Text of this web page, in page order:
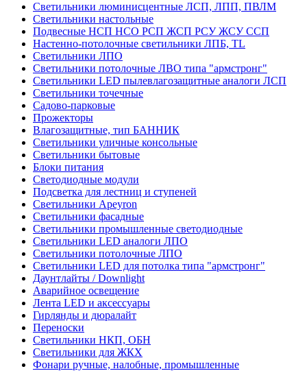
Светильники люминисцентные ЛСП, ЛПП, ПВЛМ
Светильники настольные
Подвесные НСП НСО РСП ЖСП РСУ ЖСУ ССП
Настенно-потолочные светильники ЛПБ, TL
Светильники ЛПО
Светильники потолочные ЛВО типа "армстронг"
Светильники LED пылевлагозащитные аналоги ЛСП
Светильники точечные
Садово-парковые
Прожекторы
Влагозащитные, тип БАННИК
Светильники уличные консольные
Светильники бытовые
Блоки питания
Светодиодные модули
Подсветка для лестниц и ступеней
Светильники Apeyron
Светильники фасадные
Светильники промышленные светодиодные
Светильники LED аналоги ЛПО
Светильники потолочные ЛПО
Светильники LED для потолка типа "армстронг"
Даунтлайты / Downlight
Аварийное освещение
Лента LED и аксессуары
Гирлянды и дюралайт
Переноски
Светильники НКП, ОБН
Светильники для ЖКХ
Фонари ручные, налобные, промышленные